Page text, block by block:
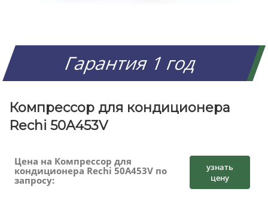
Гарантия 1 год
Компрессор для кондиционера
Rechi 50A453V
Цена на Компрессор для
кондиционера Rechi 50A453V по
запросу:
узнать
цену